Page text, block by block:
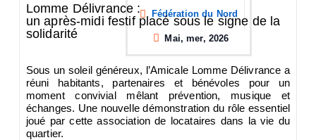
Fédération du Nord
Mai, mer, 2026
Lomme Délivrance :
un après-midi festif placé sous le signe de la
solidarité
Sous un soleil généreux, l’Amicale Lomme Délivrance a
réuni habitants, partenaires et bénévoles pour un
moment convivial mêlant prévention, musique et
échanges. Une nouvelle démonstration du rôle essentiel
joué par cette association de locataires dans la vie du
quartier.